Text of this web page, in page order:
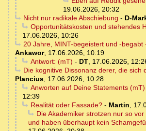
19.06.2026, 20:32
Nicht nur radikale Abschiebung - D-
Opportunitätskosten und stehendes
17.06.2026, 10:26
20 Jahre, MINT-begeistert und -begabt
Ankawor, 17.06.2026, 10:19
Antwort: (mT) - DT, 17.06.2026,
Die kognitive Dissonanz derer, die sich
Plancius, 17.06.2026, 10:28
Anworten auf Deine Statements (mT)
12:39
Realität oder Fassade?- Martin,
Die Akademiker strotzen nur so
und haben überhaupt kein